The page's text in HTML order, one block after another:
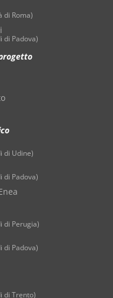
di Roma)
di Padova)
di Udine)
di Padova)
di Perugia)
di Padova)
di Trento)